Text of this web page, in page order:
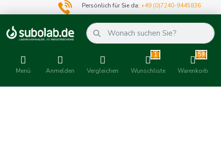
Persönlich für Sie da:+49 (0)7240-9445836
Menü Anmelden Vergleichen
1
Wunschliste
59
Warenkorb